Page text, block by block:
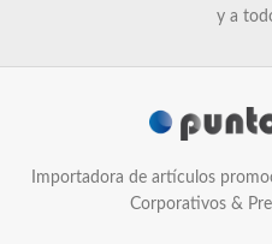
y a
Importadora de artículos
Corporativos &